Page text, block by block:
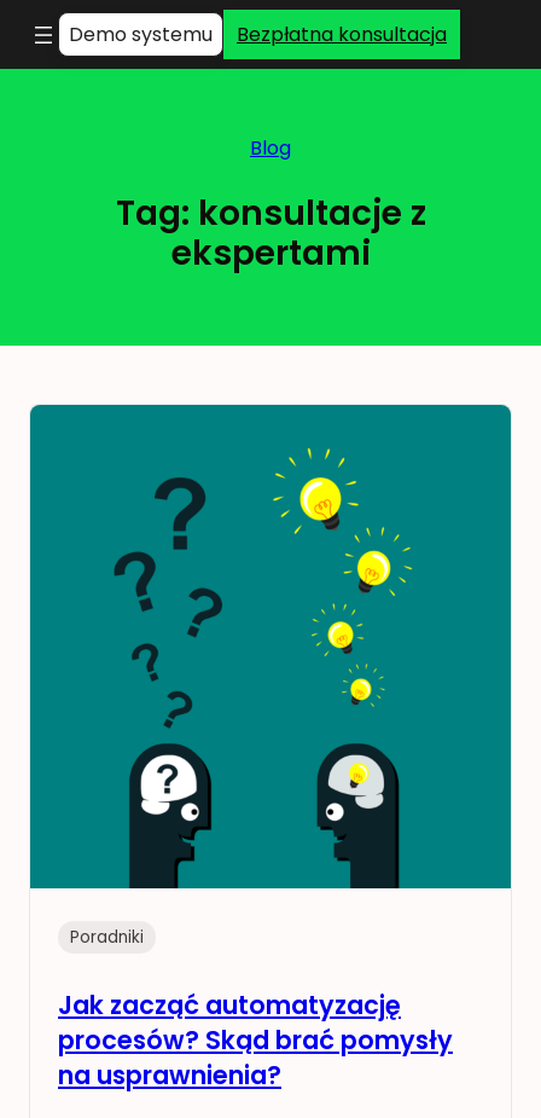
Demo systemu Bezpłatna konsultacja
Blog
Tag: konsultacje z
ekspertami
Poradniki
Jak zacząć automatyzację
procesów? Skąd brać pomysły
na usprawnienia?